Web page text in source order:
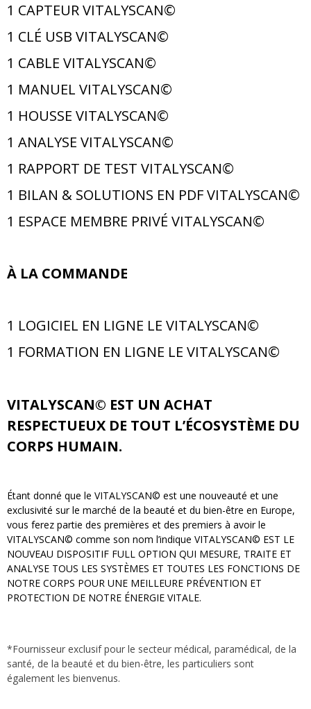
1 CAPTEUR VITALYSCAN©
1 CLÉ USB VITALYSCAN©
1 CABLE VITALYSCAN©
1 MANUEL VITALYSCAN©
1 HOUSSE VITALYSCAN©
1 ANALYSE VITALYSCAN©
1 RAPPORT DE TEST VITALYSCAN©
1 BILAN & SOLUTIONS EN PDF VITALYSCAN©
1 ESPACE MEMBRE PRIVÉ VITALYSCAN©
À LA COMMANDE
1 LOGICIEL EN LIGNE LE VITALYSCAN©
1 FORMATION EN LIGNE LE VITALYSCAN©
VITALYSCAN© EST UN ACHAT
RESPECTUEUX DE TOUT L’ÉCOSYSTÈME DU
CORPS HUMAIN.
Étant donné que le VITALYSCAN© est une nouveauté et une
exclusivité sur le marché de la beauté et du bien-être en Europe,
vous ferez partie des premières et des premiers à avoir le
VITALYSCAN© comme son nom l’indique VITALYSCAN© EST LE
NOUVEAU DISPOSITIF FULL OPTION QUI MESURE, TRAITE ET
ANALYSE TOUS LES SYSTÈMES ET TOUTES LES FONCTIONS DE
NOTRE CORPS POUR UNE MEILLEURE PRÉVENTION ET
PROTECTION DE NOTRE ÉNERGIE VITALE.
*Fournisseur exclusif pour le secteur médical, paramédical, de la
santé, de la beauté et du bien-être, les particuliers sont
également les bienvenus.